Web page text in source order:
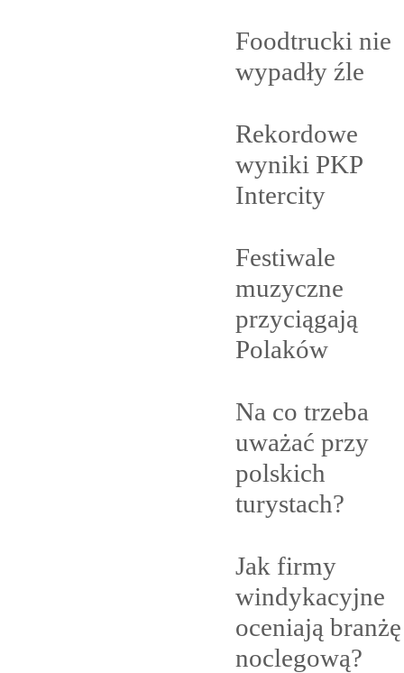
Foodtrucki nie
wypadły źle
Rekordowe
wyniki PKP
Intercity
Festiwale
muzyczne
przyciągają
Polaków
Na co trzeba
uważać przy
polskich
turystach?
Jak firmy
windykacyjne
oceniają branżę
noclegową?